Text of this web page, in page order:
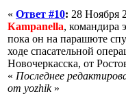
« Ответ #10: 28 Ноября
Кampanella, командира
пока он на парашюте
ходе спасательной
Новочеркасска, от
« Последнее
от yozhik»